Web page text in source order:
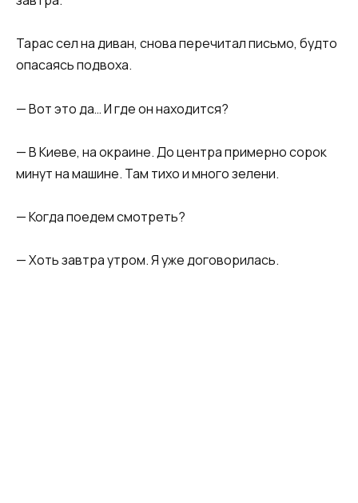
Тарас сел на диван, снова перечитал письмо, будто
опасаясь подвоха.
— Вот это да… И где он находится?
— В Киеве, на окраине. До центра примерно сорок
минут на машине. Там тихо и много зелени.
— Когда поедем смотреть?
— Хоть завтра утром. Я уже договорилась.